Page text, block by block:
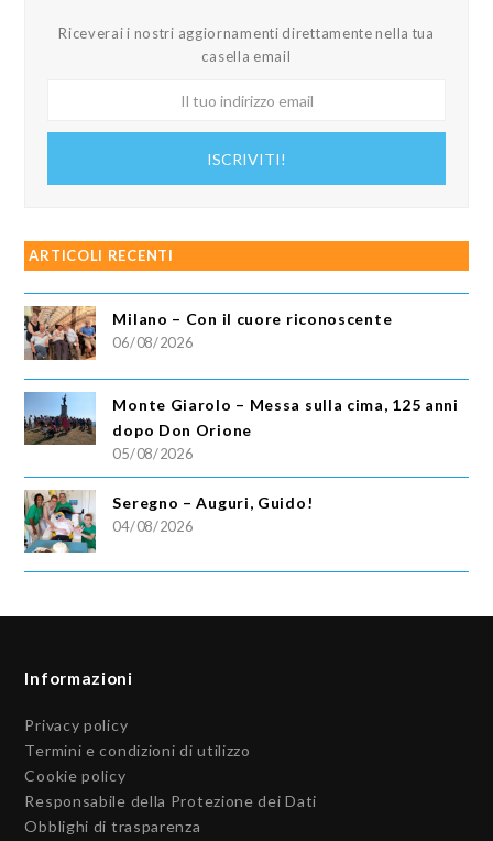
Riceverai i nostri aggiornamenti direttamente nella tua
casella email
ISCRIVITI!
ARTICOLI RECENTI
Milano – Con il cuore riconoscente
06/08/2026
Monte Giarolo – Messa sulla cima, 125 anni
dopo Don Orione
05/08/2026
Seregno – Auguri, Guido!
04/08/2026
Informazioni
Privacy policy
Termini e condizioni di utilizzo
Cookie policy
Responsabile della Protezione dei Dati
Obblighi di trasparenza